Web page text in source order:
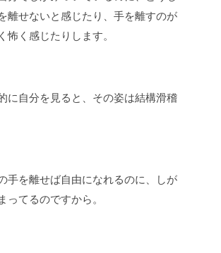
離せないと感じたり、手を離すのが
怖く感じたりします。
に自分を見ると、その姿は結構滑稽
手を離せば自由になれるのに、しが
ってるのですから。